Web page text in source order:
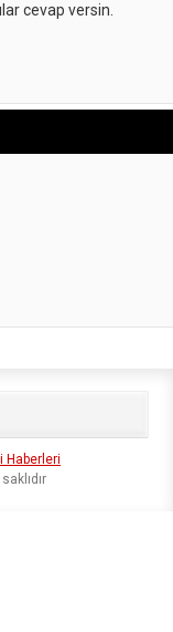
cevap versin.
Haberleri